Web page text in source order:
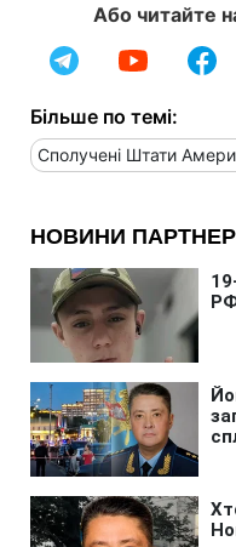
Або читайте
Більше по темі:
Сполучені Штати